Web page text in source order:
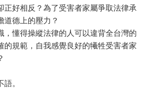
好相反？為了受害者家屬爭取法律承
道德上的壓力？
懂得操縱法律的人可以違背全台灣的
的規範，自我感覺良好的犧牲受害者家
。